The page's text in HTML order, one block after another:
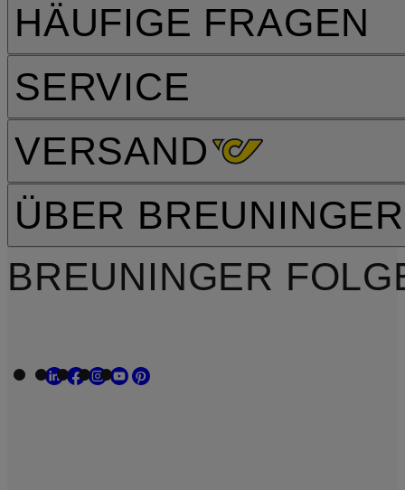
HÄUFIGE FRAGEN
SERVICE
VERSAND
ÜBER BREUNINGER
BREUNINGER